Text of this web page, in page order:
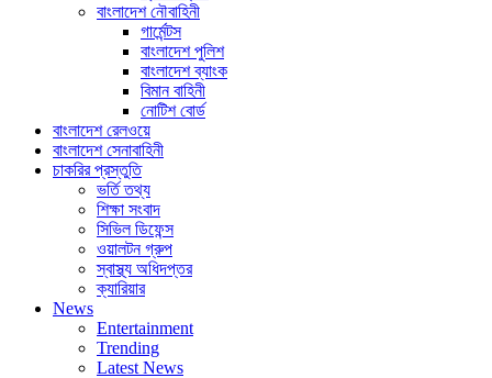
বাংলাদেশ নৌবাহিনী
গার্মেন্টস
বাংলাদেশ পুলিশ
বাংলাদেশ ব্যাংক
বিমান বাহিনী
নোটিশ বোর্ড
বাংলাদেশ রেলওয়ে
বাংলাদেশ সেনাবাহিনী
চাকরির প্রস্তুতি
ভর্তি তথ্য
শিক্ষা সংবাদ
সিভিল ডিফেন্স
ওয়ালটন গ্রুপ
স্বাস্থ্য অধিদপ্তর
ক্যারিয়ার
News
Entertainment
Trending
Latest News